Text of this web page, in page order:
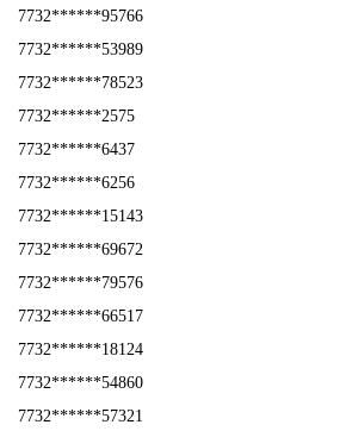
7732******95766
7732******53989
7732******78523
7732******2575
7732******6437
7732******6256
7732******15143
7732******69672
7732******79576
7732******66517
7732******18124
7732******54860
7732******57321